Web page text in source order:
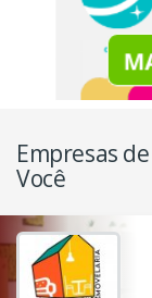
Empresas de
Você